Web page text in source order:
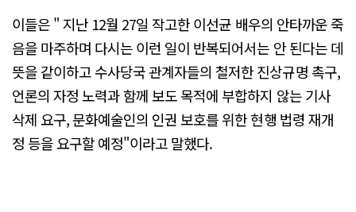
이들은 " 지난 12월 27일 작고한 이선균 배우의 안타까운 죽
음을 마주하며 다시는 이런 일이 반복되어서는 안 된다는 데
뜻을 같이하고 수사당국 관계자들의 철저한 진상규명 촉구,
언론의 자정 노력과 함께 보도 목적에 부합하지 않는 기사
삭제 요구, 문화예술인의 인권 보호를 위한 현행 법령 재개
정 등을 요구할 예정"이라고 말했다.